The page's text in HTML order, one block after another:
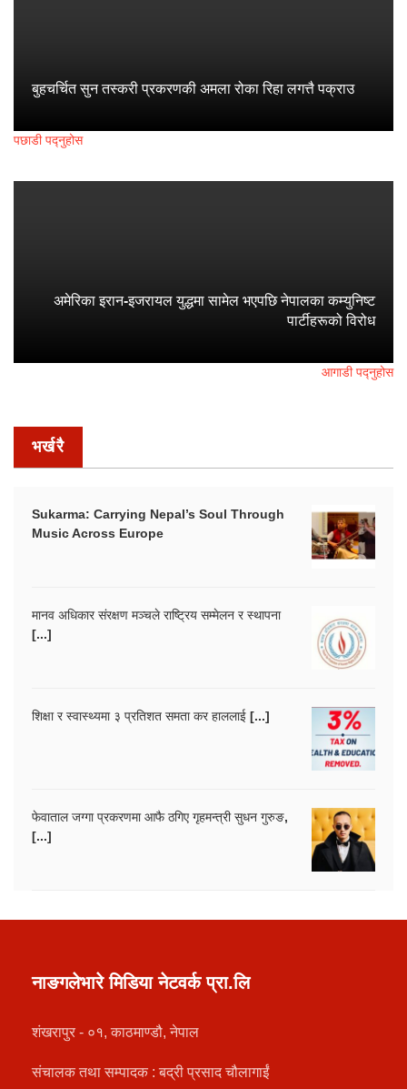
बुहचर्चित सुन तस्करी प्रकरणकी अमला रोका रिहा लगत्तै पक्राउ
पछाडी पद्नुहोस
अमेरिका इरान-इजरायल युद्धमा सामेल भएपछि नेपालका कम्युनिष्ट
पार्टीहरूको विरोध
आगाडी पद्नुहोस
भर्खरै
Sukarma: Carrying Nepal’s Soul Through
Music Across Europe
मानव अधिकार संरक्षण मञ्चले राष्ट्रिय सम्मेलन र स्थापना
[...]
शिक्षा र स्वास्थ्यमा ३ प्रतिशत समता कर हाललाई [...]
फेवाताल जग्गा प्रकरणमा आफै ठगिए गृहमन्त्री सुधन गुरुङ,
[...]
नाङगलेभारे मिडिया नेटवर्क प्रा.लि
शंखरापुर - ०१, काठमाण्डौ, नेपाल
संचालक तथा सम्पादक : बद्री प्रसाद चौलागाईं